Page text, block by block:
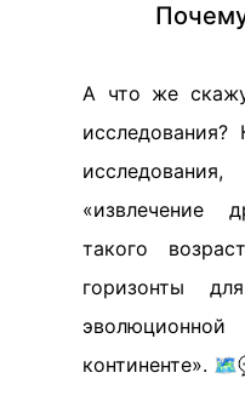
А что же
«извлечение
такого
горизонты
континенте».